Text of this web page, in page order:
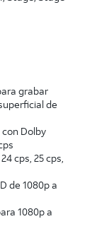
grabar
de
Dolby
cps, 25 cps,
de 1080p a
1080p a